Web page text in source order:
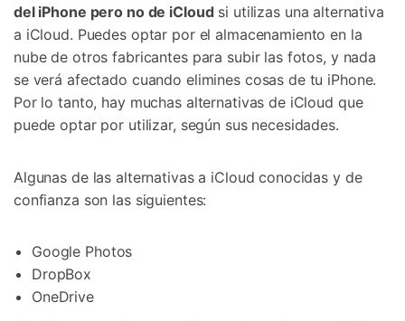
del iPhone pero no de iCloud si utilizas una alternativa
a iCloud. Puedes optar por el almacenamiento en la
nube de otros fabricantes para subir las fotos, y nada
se verá afectado cuando elimines cosas de tu iPhone.
Por lo tanto, hay muchas alternativas de iCloud que
puede optar por utilizar, según sus necesidades.
Algunas de las alternativas a iCloud conocidas y de
confianza son las siguientes:
Google Photos
DropBox
OneDrive